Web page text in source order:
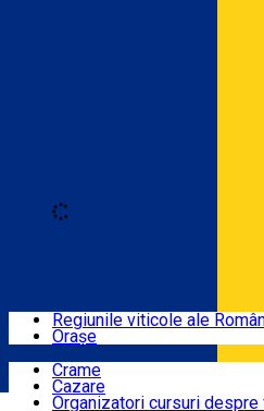
Locuri cu vin
Rute
Regiunile viticole ale
Orașe
Crame
Cazare
Organizatori cursuri despre